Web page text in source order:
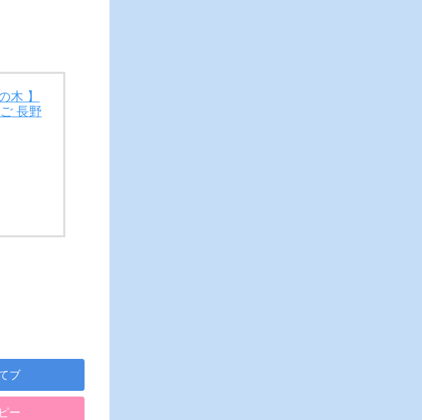
木 】
長野
ブ
ー